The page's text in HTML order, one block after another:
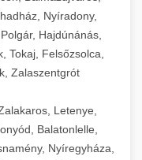
Nyíradony,
Hajdúnánás,
Tokaj, Felsőzsolca,
Zalaszentgrót
Letenye,
Balatonlelle,
Nyíregyháza,